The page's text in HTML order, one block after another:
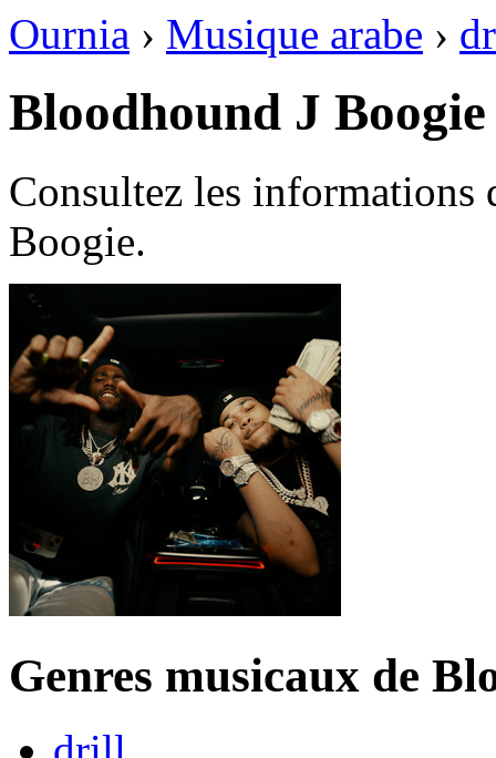
Ournia › Musique arabe ›
Bloodhound J Boogie
Consultez les
Boogie.
Genres musicaux de